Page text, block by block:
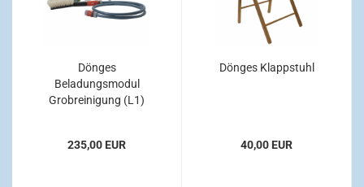
Dönges
Beladungsmodul
Grobreinigung (L1)
235,00 EUR
Dönges Klappstuhl
40,00 EUR